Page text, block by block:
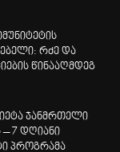
რძე და
წინააღმდეგ
ჯანმრთელი
7 დღიანი
პროგრამა